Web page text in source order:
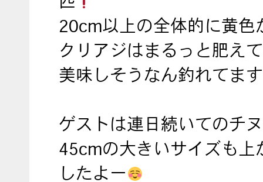
20cm以上の全体的に黄色
クリアジはまるっと肥え
美味しそうなん釣れてます
ゲストは連日続いてのチヌ
45cmの大きいサイズも上
したよー